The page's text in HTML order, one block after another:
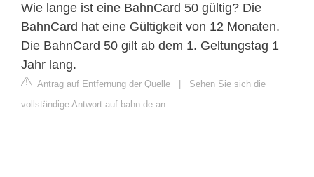
Wie lange ist eine BahnCard 50 gültig? Die
BahnCard hat eine Gültigkeit von 12 Monaten.
Die BahnCard 50 gilt ab dem 1. Geltungstag 1
Jahr lang.
Antrag auf Entfernung der Quelle
Sehen Sie sich die
vollständige Antwort auf bahn.de an